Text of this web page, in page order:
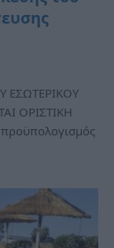
ΕΣΩΤΕΡΙΚΟΥ
ΟΡΙΣΤΙΚΗ